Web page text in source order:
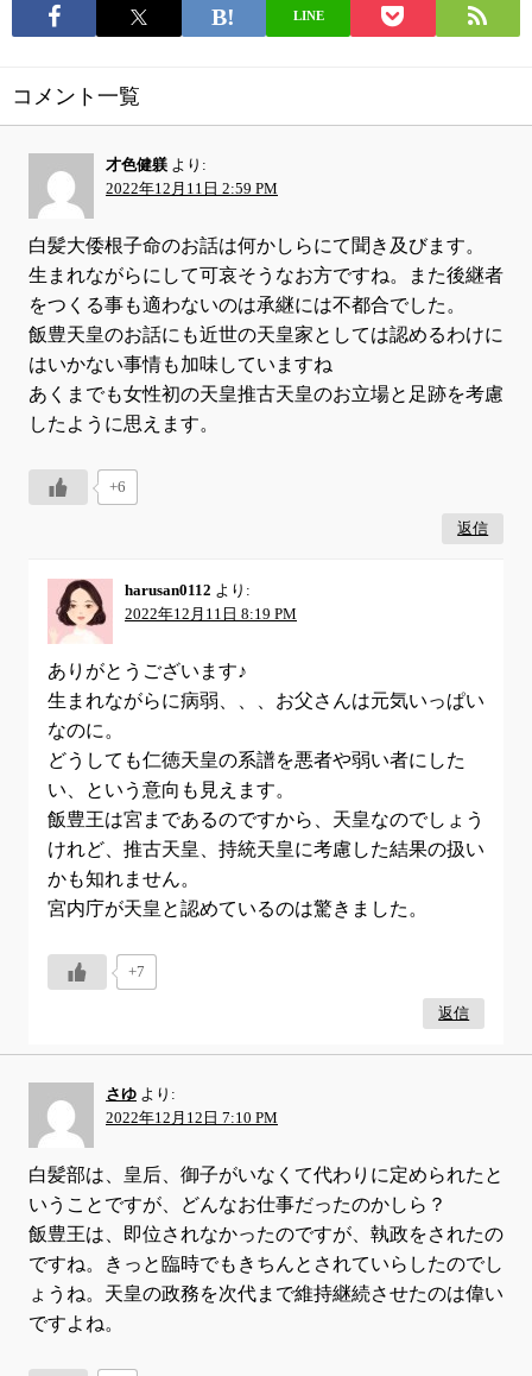
LINE
コメント一覧
才色健躾 より:
2022年12月11日 2:59 PM
白髪大倭根子命のお話は何かしらにて聞き及びます。
生まれながらにして可哀そうなお方ですね。また後継者
をつくる事も適わないのは承継には不都合でした。
飯豊天皇のお話にも近世の天皇家としては認めるわけに
はいかない事情も加味していますね
あくまでも女性初の天皇推古天皇のお立場と足跡を考慮
したように思えます。
+6
返信
harusan0112 より:
2022年12月11日 8:19 PM
ありがとうございます♪
生まれながらに病弱、、、お父さんは元気いっぱい
なのに。
どうしても仁徳天皇の系譜を悪者や弱い者にした
い、という意向も見えます。
飯豊王は宮まであるのですから、天皇なのでしょう
けれど、推古天皇、持統天皇に考慮した結果の扱い
かも知れません。
宮内庁が天皇と認めているのは驚きました。
+7
返信
さゆ より:
2022年12月12日 7:10 PM
白髪部は、皇后、御子がいなくて代わりに定められたと
いうことですが、どんなお仕事だったのかしら？
飯豊王は、即位されなかったのですが、執政をされたの
ですね。きっと臨時でもきちんとされていらしたのでし
ょうね。天皇の政務を次代まで維持継続させたのは偉い
ですよね。